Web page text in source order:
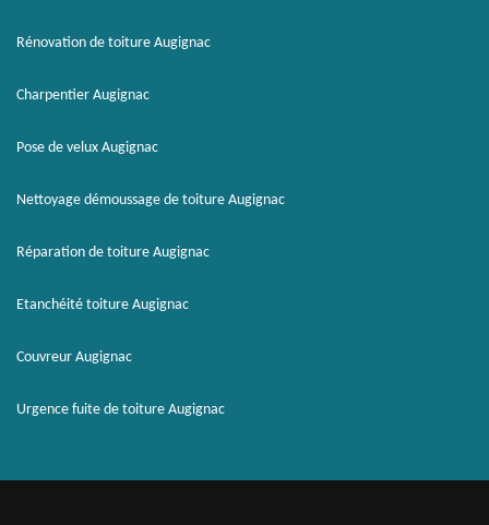
Rénovation de toiture Augignac
Charpentier Augignac
Pose de velux Augignac
Nettoyage démoussage de toiture Augignac
Réparation de toiture Augignac
Etanchéité toiture Augignac
Couvreur Augignac
Urgence fuite de toiture Augignac